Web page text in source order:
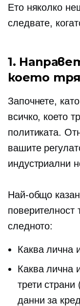
Ето няколко
следвате,
1.
което
Започнете,
всичко, което
политиката.
вашите
индустриални
Най-общо
поверителност
следното:
Каква лична
Каква лична
трети
данни за